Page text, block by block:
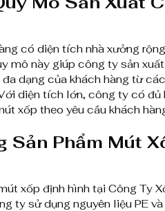
có diện tích nhà xưởng
mô này giúp công ty sản
dạng của khách hàng từ
diện tích lớn, công ty có
xốp theo yêu cầu khách
Sản Phẩm Mút
xốp định hình tại Công Ty
ty sử dụng nguyên liệu PE